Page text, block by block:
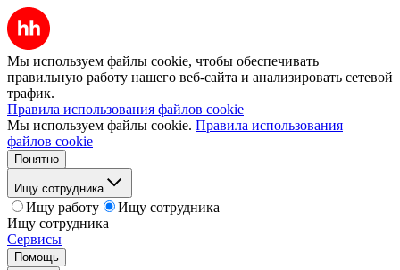
Мы используем файлы cookie, чтобы обеспечивать
правильную работу нашего веб-сайта и анализировать сетевой
трафик.
Правила использования файлов cookie
Мы используем файлы cookie. Правила использования
файлов cookie
Понятно
Ищу сотрудника
Ищу работу
Ищу сотрудника
Ищу сотрудника
Сервисы
Помощь